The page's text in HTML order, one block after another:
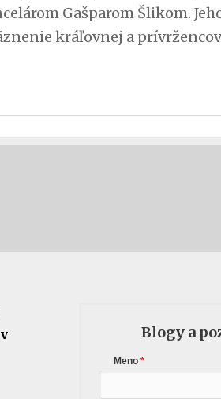
Gašparom Šlikom.
kráľovnej a
Blogy a
Meno